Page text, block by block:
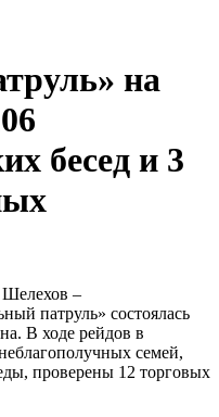
на
бесед и 3
–
патруль» состоялась
В ходе рейдов в
семей,
проверены 12 торговых